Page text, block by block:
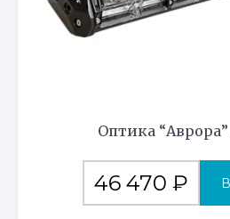
Оптика “Аврора”
46 470 ₽